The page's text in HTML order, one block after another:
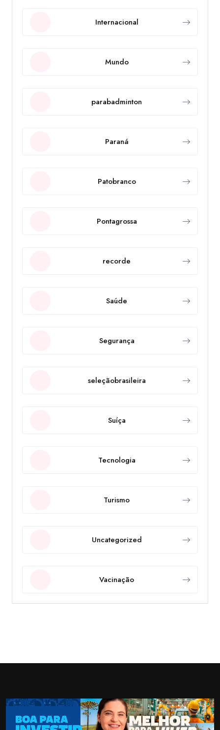
Internacional
Mundo
parabadminton
Paraná
Patobranco
Pontagrossa
recorde
Saúde
Segurança
seleçãobrasileira
Suíça
Tecnologia
Turismo
Uncategorized
Vacinação